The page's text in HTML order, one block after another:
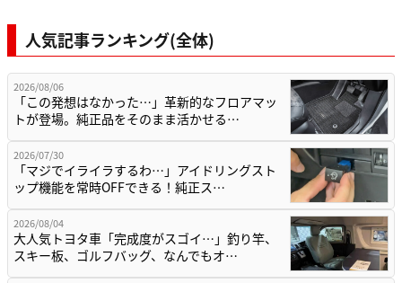
人気記事ランキング(全体)
2026/08/06
「この発想はなかった…」革新的なフロアマッ
トが登場。純正品をそのまま活かせる…
2026/07/30
「マジでイライラするわ…」アイドリングスト
ップ機能を常時OFFできる！純正ス…
2026/08/04
大人気トヨタ車「完成度がスゴイ…」釣り竿、
スキー板、ゴルフバッグ、なんでもオ…